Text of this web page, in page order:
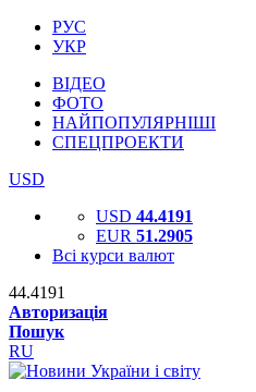
РУС
УКР
ВІДЕО
ФОТО
НАЙПОПУЛЯРНІШІ
СПЕЦПРОЕКТИ
USD
USD 44.4191
EUR 51.2905
Всі курси валют
44.4191
Авторизація
Пошук
RU